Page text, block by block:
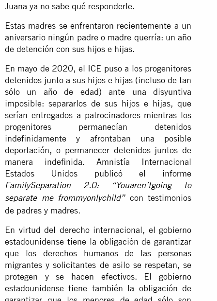
Juana ya no sabe qué responderle.
Estas madres se enfrentaron recientemente a un
aniversario ningún padre o madre querría: un año
de detención con sus hijos e hijas.
En mayo de 2020, el ICE puso a los progenitores
detenidos junto a sus hijos e hijas (incluso de tan
sólo un año de edad) ante una disyuntiva
imposible: separarlos de sus hijos e hijas, que
serían entregados a patrocinadores mientras los
progenitores permanecían detenidos
indefinidamente y afrontaban una posible
deportación, o permanecer detenidos juntos de
manera indefinida. Amnistía Internacional
Estados Unidos publicó el informe
FamilySeparation 2.0: “Youaren’tgoing to
separate me frommyonlychild”con testimonios
de padres y madres.
En virtud del derecho internacional, el gobierno
estadounidense tiene la obligación de garantizar
que los derechos humanos de las personas
migrantes y solicitantes de asilo se respetan, se
protegen y se hacen efectivos. El gobierno
estadounidense tiene también la obligación de